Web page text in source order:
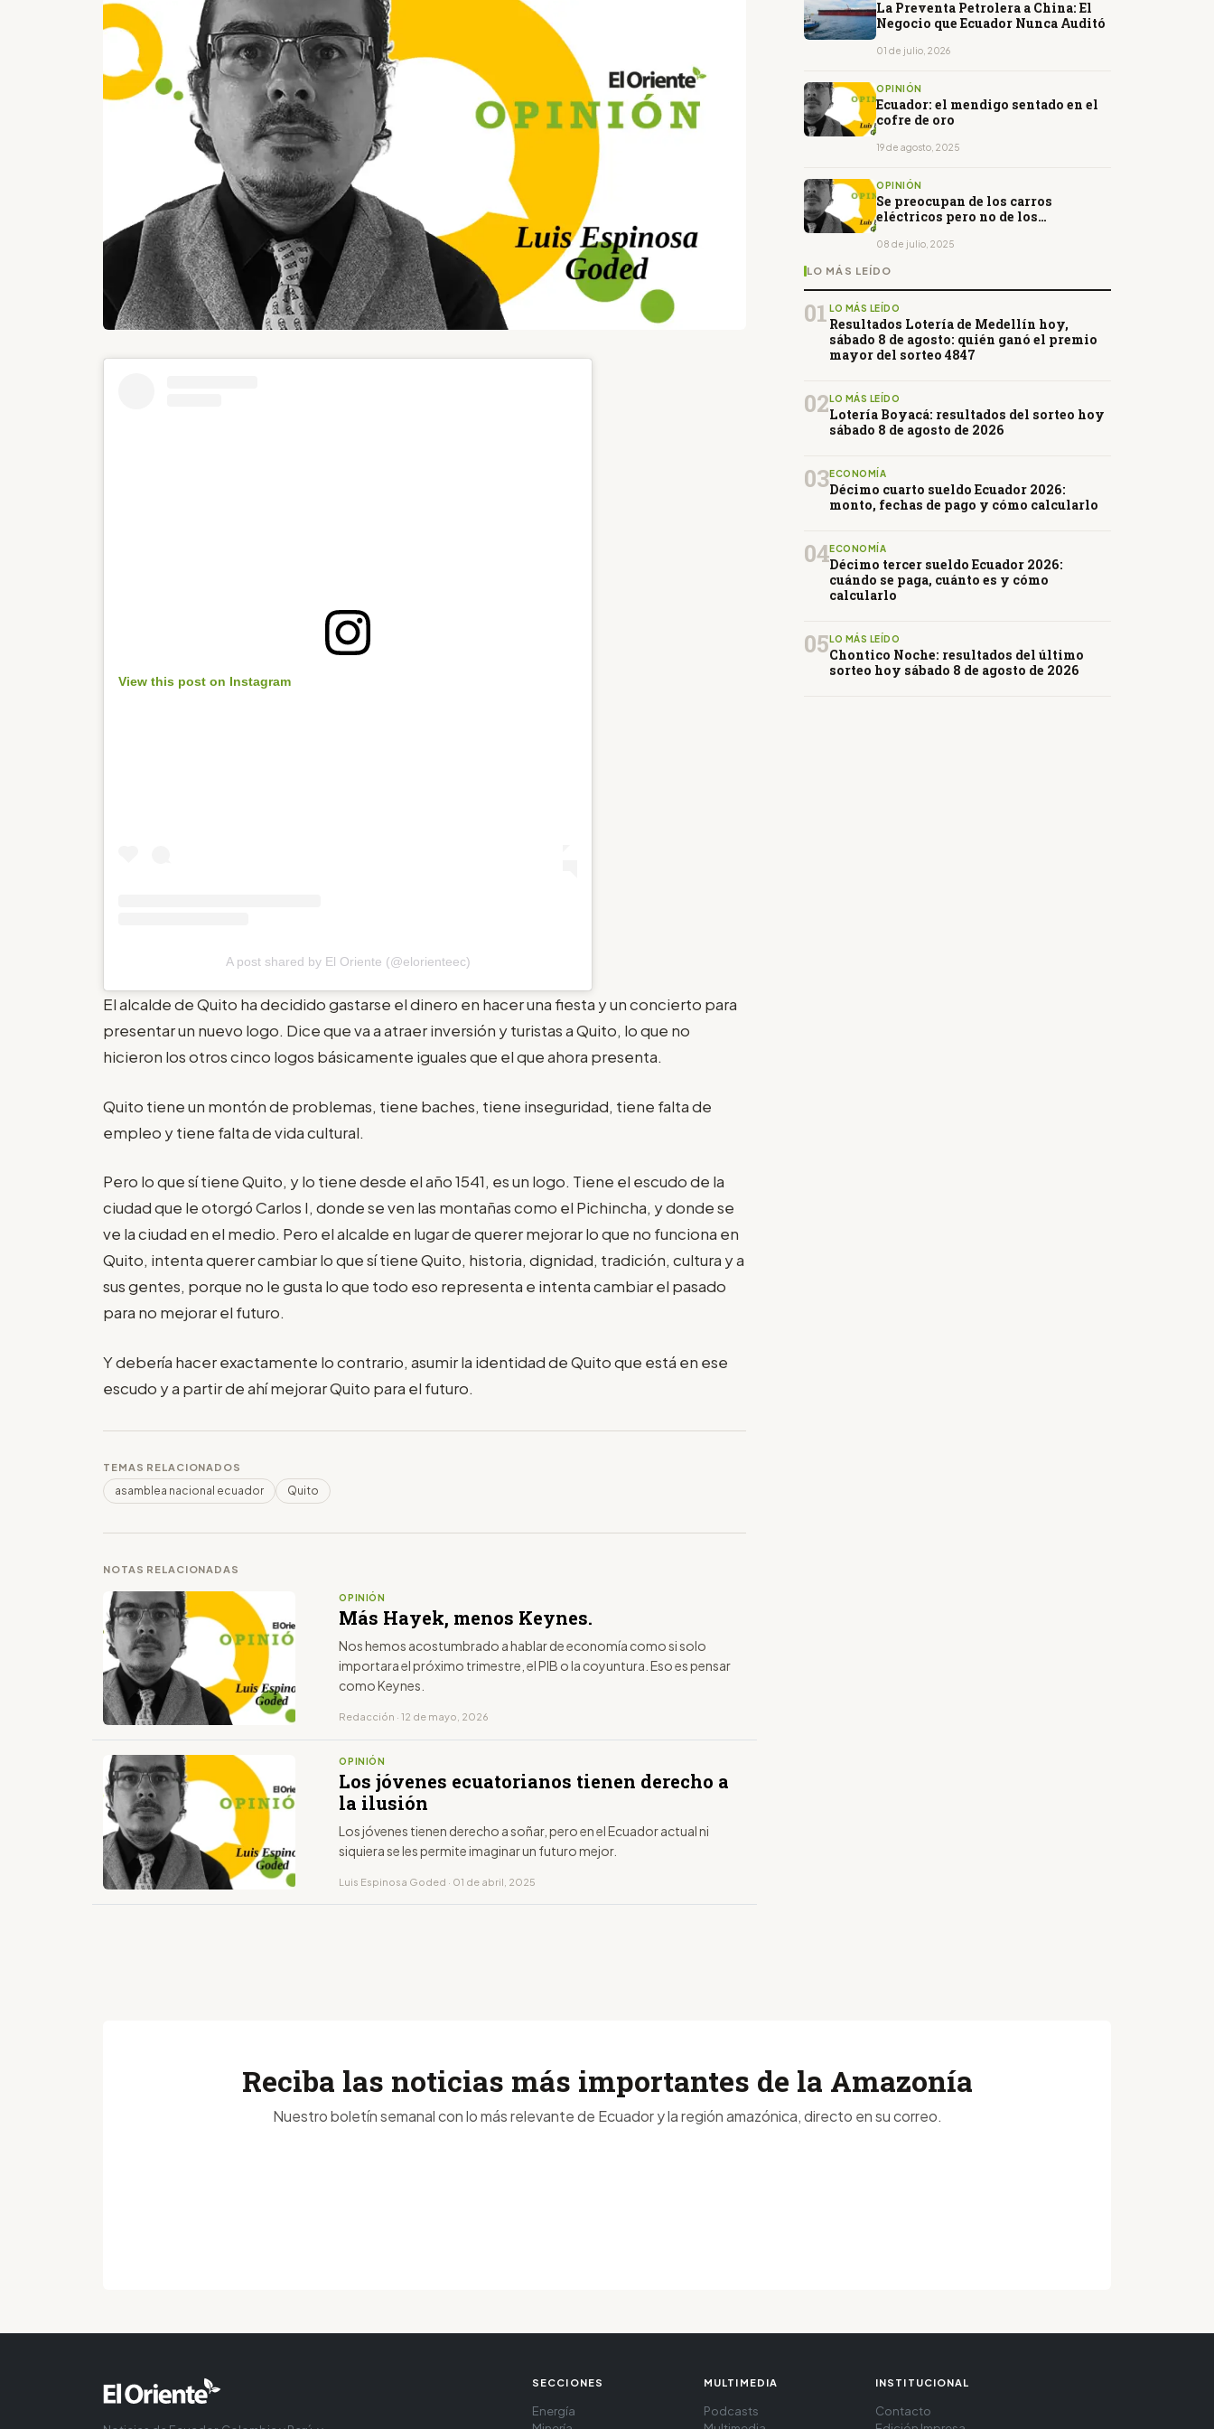
View this post on Instagram
A post shared by El Oriente (@elorienteec)
El alcalde de Quito ha decidido gastarse el dinero en hacer una fiesta y un concierto para
presentar un nuevo logo. Dice que va a atraer inversión y turistas a Quito, lo que no
hicieron los otros cinco logos básicamente iguales que el que ahora presenta.
Quito tiene un montón de problemas, tiene baches, tiene inseguridad, tiene falta de
empleo y tiene falta de vida cultural.
Pero lo que sí tiene Quito, y lo tiene desde el año 1541, es un logo. Tiene el escudo de la
ciudad que le otorgó Carlos I, donde se ven las montañas como el Pichincha, y donde se
ve la ciudad en el medio. Pero el alcalde en lugar de querer mejorar lo que no funciona en
Quito, intenta querer cambiar lo que sí tiene Quito, historia, dignidad, tradición, cultura y a
sus gentes, porque no le gusta lo que todo eso representa e intenta cambiar el pasado
para no mejorar el futuro.
Y debería hacer exactamente lo contrario, asumir la identidad de Quito que está en ese
escudo y a partir de ahí mejorar Quito para el futuro.
TEMAS RELACIONADOS
asamblea nacional ecuador Quito
NOTAS RELACIONADAS
OPINIÓN
Más Hayek, menos Keynes.
Nos hemos acostumbrado a hablar de economía como si solo
importara el próximo trimestre, el PIB o la coyuntura. Eso es pensar
como Keynes.
Redacción · 12 de mayo, 2026
OPINIÓN
Los jóvenes ecuatorianos tienen derecho a
la ilusión
Los jóvenes tienen derecho a soñar, pero en el Ecuador actual ni
siquiera se les permite imaginar un futuro mejor.
Luis Espinosa Goded · 01 de abril, 2025
La Preventa Petrolera a China: El
Negocio que Ecuador Nunca Auditó
01 de julio, 2026
OPINIÓN
Ecuador: el mendigo sentado en el
cofre de oro
19 de agosto, 2025
OPINIÓN
Se preocupan de los carros
eléctricos pero no de los
08 de julio, 2025
LO MÁS LEÍDO
01 LO MÁS LEÍDO
Resultados Lotería de Medellín hoy,
sábado 8 de agosto: quién ganó el premio
mayor del sorteo 4847
02 LO MÁS LEÍDO
Lotería Boyacá: resultados del sorteo hoy
sábado 8 de agosto de 2026
03ECONOMÍA
Décimo cuarto sueldo Ecuador 2026:
monto, fechas de pago y cómo calcularlo
04ECONOMÍA
Décimo tercer sueldo Ecuador 2026:
cuándo se paga, cuánto es y cómo
calcularlo
05 LO MÁS LEÍDO
Chontico Noche: resultados del último
sorteo hoy sábado 8 de agosto de 2026
Reciba las noticias más importantes de la Amazonía
Nuestro boletín semanal con lo más relevante de Ecuador y la región amazónica, directo en su correo.
SECCIONES
Energía
MULTIMEDIA
Podcasts
INSTITUCIONAL
Contacto